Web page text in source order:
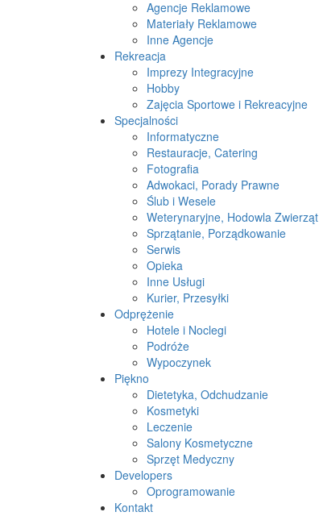
Agencje Reklamowe
Materiały Reklamowe
Inne Agencje
Rekreacja
Imprezy Integracyjne
Hobby
Zajęcia Sportowe i Rekreacyjne
Specjalności
Informatyczne
Restauracje, Catering
Fotografia
Adwokaci, Porady Prawne
Ślub i Wesele
Weterynaryjne, Hodowla Zwierząt
Sprzątanie, Porządkowanie
Serwis
Opieka
Inne Usługi
Kurier, Przesyłki
Odprężenie
Hotele i Noclegi
Podróże
Wypoczynek
Piękno
Dietetyka, Odchudzanie
Kosmetyki
Leczenie
Salony Kosmetyczne
Sprzęt Medyczny
Developers
Oprogramowanie
Kontakt